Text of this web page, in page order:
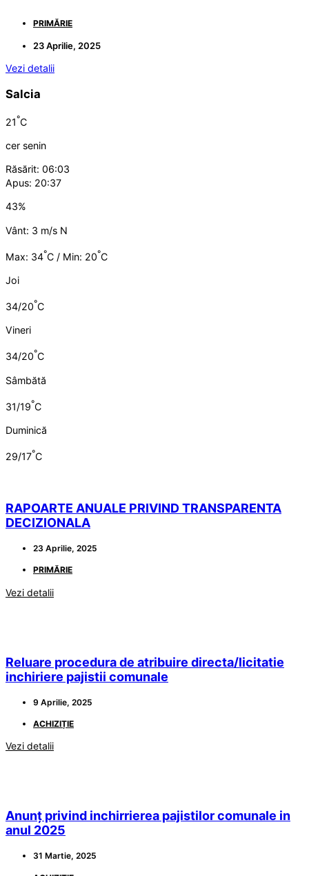
PRIMĂRIE
23 Aprilie, 2025
Vezi detalii
Salcia
21°C
cer senin
Răsărit: 06:03
Apus: 20:37
43%
Vânt: 3 m/s N
Max: 34°C / Min: 20°C
Joi
34/20°C
Vineri
34/20°C
Sâmbătă
31/19°C
Duminică
29/17°C
RAPOARTE ANUALE PRIVIND TRANSPARENTA
DECIZIONALA
23 Aprilie, 2025
PRIMĂRIE
Vezi detalii
Reluare procedura de atribuire directa/licitatie
inchiriere pajistii comunale
9 Aprilie, 2025
ACHIZIȚIE
Vezi detalii
Anunț privind inchirrierea pajistilor comunale in
anul 2025
31 Martie, 2025